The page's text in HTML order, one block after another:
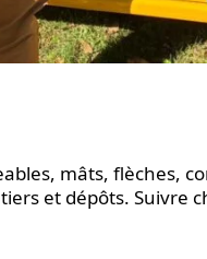
mâts, flèches,
et dépôts. Suivre